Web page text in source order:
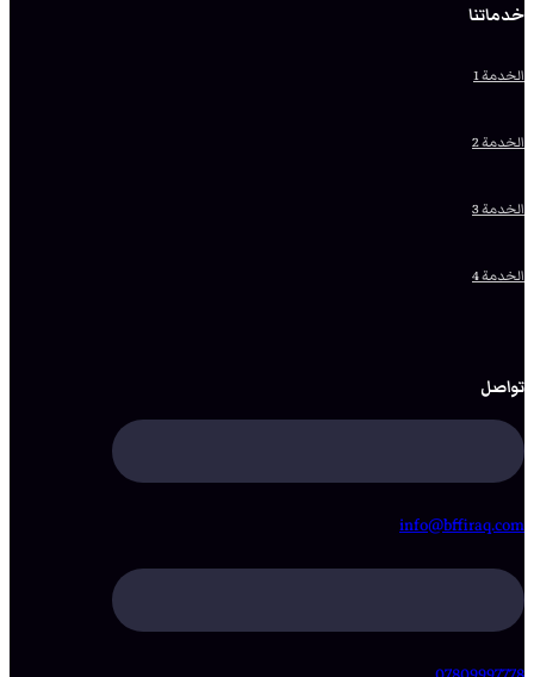
خدماتنا
الخدمة 1
الخدمة 2
الخدمة 3
الخدمة 4
تواصل
info@bffiraq.com